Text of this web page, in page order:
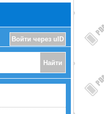
Войти через uID